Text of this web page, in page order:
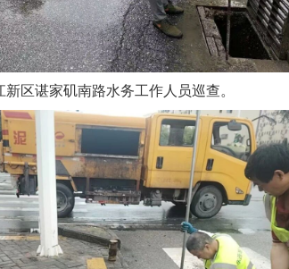
新区谌家矶南路水务工作人员巡查。